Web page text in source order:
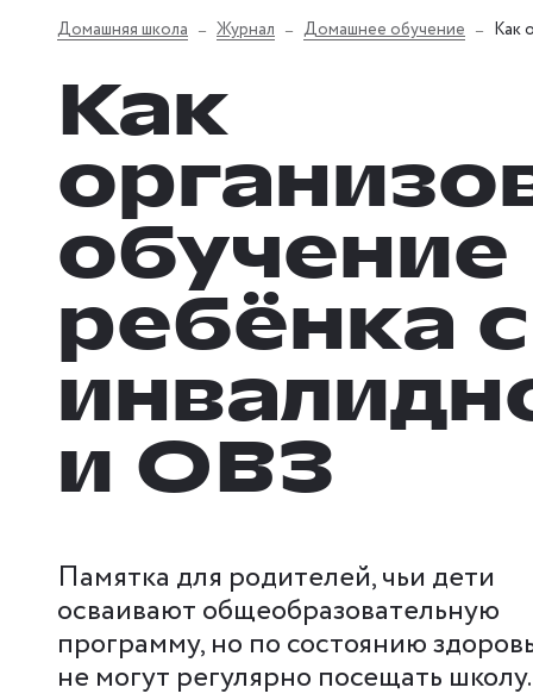
Домашняя школа Журнал Домашнее обучение Как
Как
обучение
ребёнка с
и ОВЗ
Памятка для родителей, чьи дети
осваивают общеобразовательную
программу, но по состоянию
не могут регулярно посещать школу.